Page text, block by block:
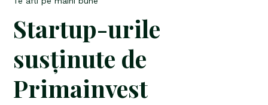
Startup-urile
susținute de
Primainvest